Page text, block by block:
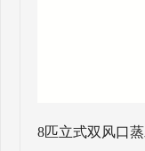
8匹立式双风口